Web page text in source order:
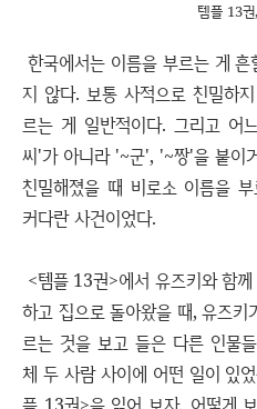
템플 13
한국에서는 이름을 부르는 게
지 않다. 보통 사적으로 친밀하
르는 게 일반적이다. 그리고 어
씨'가 아니라 '~군', '~짱'을 붙이
친밀해졌을 때 비로소 이름을
커다란 사건이었다.
<템플 13권>에서 유즈키와 함
하고 집으로 돌아왔을 때, 유즈
르는 것을 보고 들은 다른 인물
체 두 사람 사이에 어떤 일이 있